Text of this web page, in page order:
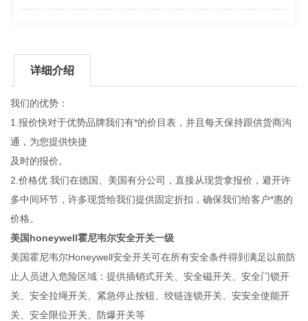
详细介绍
我们的优势：
1.报价快对于优势品牌我们有*的价目表，并且每天保持跟供货商沟
通，为您提供快捷
及时的报价。
2.价格优 我们在德国、美国有分公司，直接从现货拿报价，避开许
多中间环节，许多现货给我们提供固定折扣，确保我们给客户*惠的
价格。
美国honeywell霍尼韦尔安全开关一级
美国霍尼韦尔Honeywell安全开关可在所有安全条件得到满足以前防
止人员进入危险区域：提供插销式开关、安全磁开关、安全门锁开
关、安全拉绳开关、紧急停止按钮、绞链连锁开关、安安全使能开
关、安全限位开关、防爆开关等